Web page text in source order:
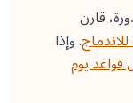
قارن
. وإذا
قواعد يوم